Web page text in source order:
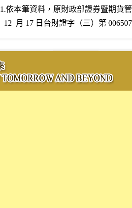
1.依本筆資料，原財政部證券暨期貨
12  月 17 日台財證字（三）第